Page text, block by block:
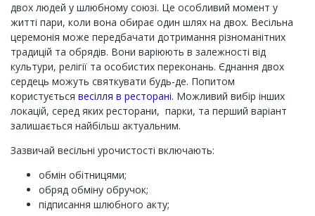
двох людей у шлюбному союзі. Це особливий момент у
житті пари, коли вона обирає один шлях на двох. Весільна
церемонія може передбачати дотримання різноманітних
традицій та обрядів. Вони варіюють в залежності від
культури, релігії та особистих переконань. Єднання двох
сердець можуть святкувати будь-де. Попитом
користується весілля в ресторані. Можливий вибір інших
локацій, серед яких ресторани, парки, та перший варіант
залишається найбільш актуальним.
Зазвичай весільні урочистості включають:
обмін обітницями;
обряд обміну обручок;
підписання шлюбного акту;